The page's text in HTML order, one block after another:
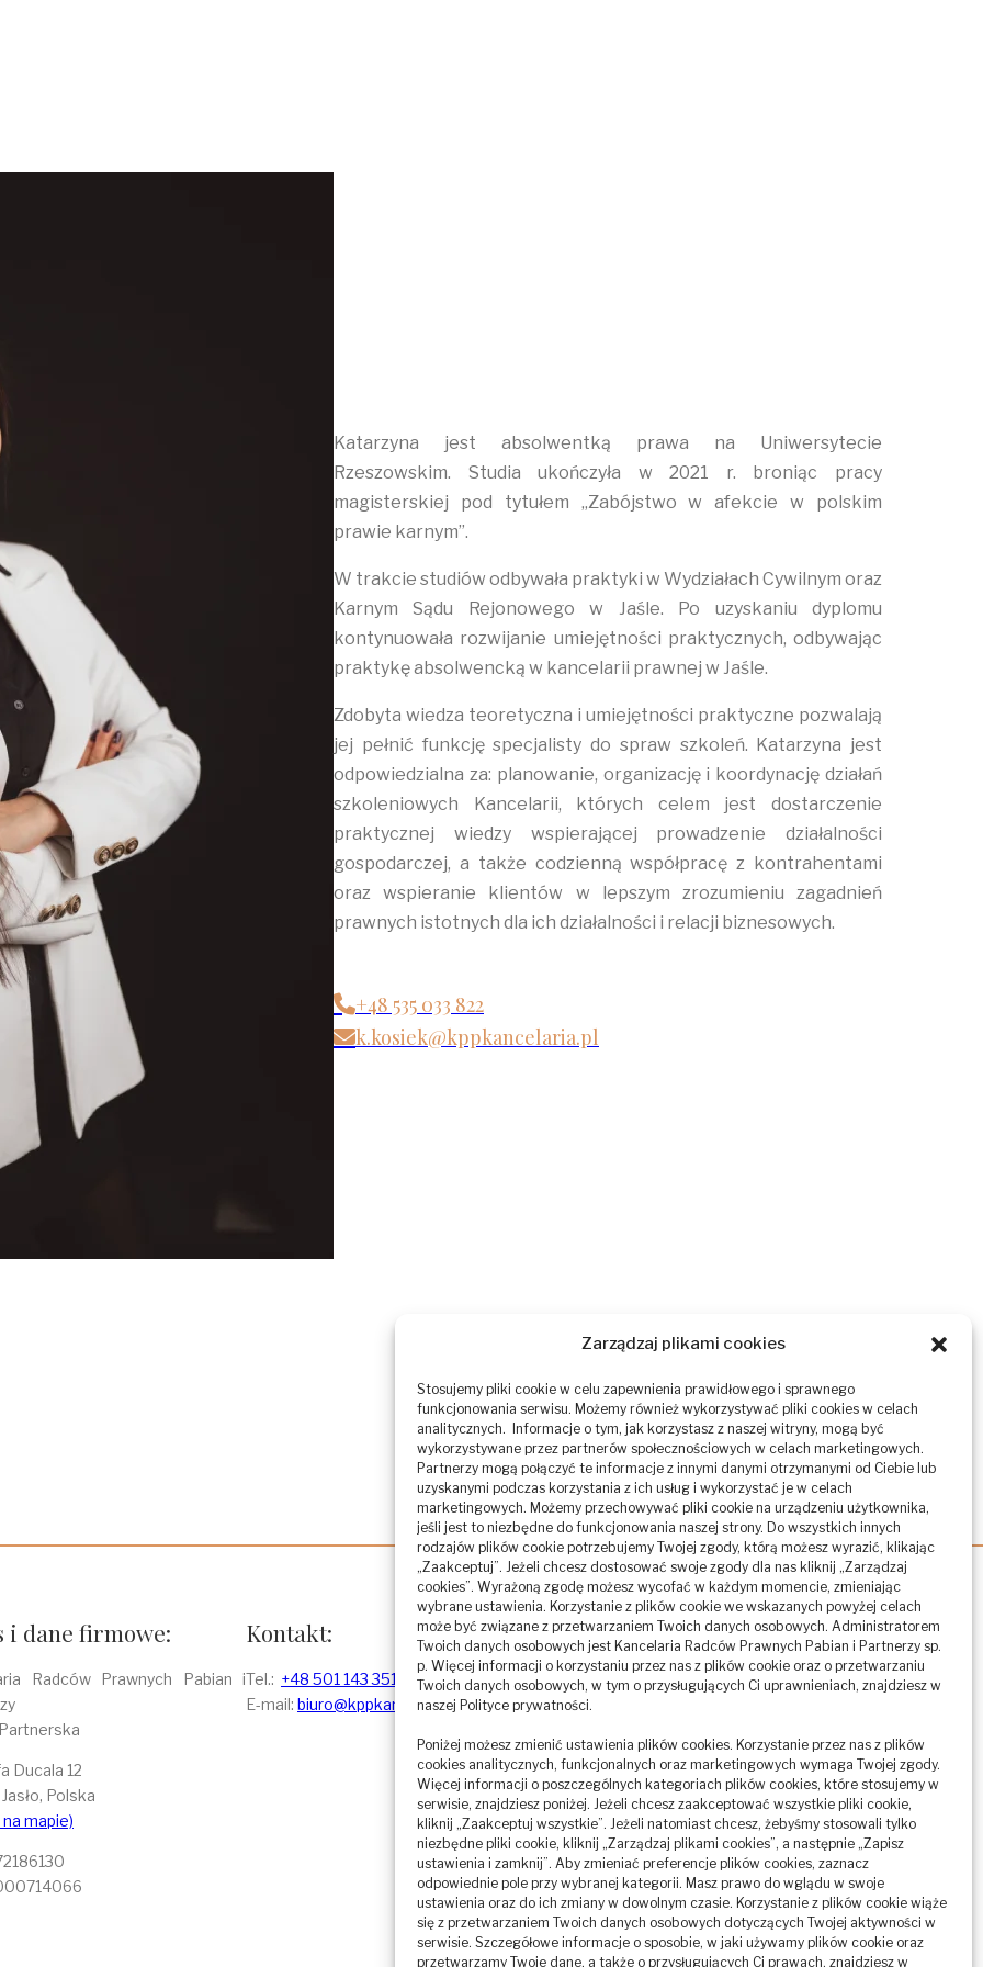
Zarządzaj plikami cookies
Stosujemy pliki cookie w celu zapewnienia prawidłowego i sprawnego
funkcjonowania serwisu. Możemy również wykorzystywać pliki cookies w celach
analitycznych. Informacje o tym, jak korzystasz z naszej witryny, mogą być
wykorzystywane przez partnerów społecznościowych w celach marketingowych.
Partnerzy mogą połączyć te informacje z innymi danymi otrzymanymi od Ciebie lub
uzyskanymi podczas korzystania z ich usług i wykorzystać je w celach
marketingowych. Możemy przechowywać pliki cookie na urządzeniu użytkownika,
jeśli jest to niezbędne do funkcjonowania naszej strony. Do wszystkich innych
rodzajów plików cookie potrzebujemy Twojej zgody, którą możesz wyrazić, klikając
„Zaakceptuj”. Jeżeli chcesz dostosować swoje zgody dla nas kliknij „Zarządzaj
cookies”. Wyrażoną zgodę możesz wycofać w każdym momencie, zmieniając
wybrane ustawienia. Korzystanie z plików cookie we wskazanych powyżej celach
może być związane z przetwarzaniem Twoich danych osobowych. Administratorem
Twoich danych osobowych jest Kancelaria Radców Prawnych Pabian i Partnerzy sp.
p. Więcej informacji o korzystaniu przez nas z plików cookie oraz o przetwarzaniu
Twoich danych osobowych, w tym o przysługujących Ci uprawnieniach, znajdziesz w
naszej Polityce prywatności.
Poniżej możesz zmienić ustawienia plików cookies. Korzystanie przez nas z plików
cookies analitycznych, funkcjonalnych oraz marketingowych wymaga Twojej zgody.
Więcej informacji o poszczególnych kategoriach plików cookies, które stosujemy w
serwisie, znajdziesz poniżej. Jeżeli chcesz zaakceptować wszystkie pliki cookie,
kliknij „Zaakceptuj wszystkie”. Jeżeli natomiast chcesz, żebyśmy stosowali tylko
niezbędne pliki cookie, kliknij „Zarządzaj plikami cookies”, a następnie „Zapisz
ustawienia i zamknij”. Aby zmieniać preferencje plików cookies, zaznacz
odpowiednie pole przy wybranej kategorii. Masz prawo do wglądu w swoje
ustawienia oraz do ich zmiany w dowolnym czasie. Korzystanie z plików cookie wiąże
się z przetwarzaniem Twoich danych osobowych dotyczących Twojej aktywności w
serwisie. Szczegółowe informacje o sposobie, w jaki używamy plików cookie oraz
przetwarzamy Twoje dane, a także o przysługujących Ci prawach, znajdziesz w
Katarzyna jest absolwentką prawa na Uniwersytecie
Rzeszowskim. Studia ukończyła w 2021 r. broniąc pracy
magisterskiej pod tytułem „Zabójstwo w afekcie w polskim
prawie karnym”.
W trakcie studiów odbywała praktyki w Wydziałach Cywilnym oraz
Karnym Sądu Rejonowego w Jaśle. Po uzyskaniu dyplomu
kontynuowała rozwijanie umiejętności praktycznych, odbywając
praktykę absolwencką w kancelarii prawnej w Jaśle.
Zdobyta wiedza teoretyczna i umiejętności praktyczne pozwalają
jej pełnić funkcję specjalisty do spraw szkoleń. Katarzyna jest
odpowiedzialna za: planowanie, organizację i koordynację działań
szkoleniowych Kancelarii, których celem jest dostarczenie
praktycznej wiedzy wspierającej prowadzenie działalności
gospodarczej, a także codzienną współpracę z kontrahentami
oraz wspieranie klientów w lepszym zrozumieniu zagadnień
prawnych istotnych dla ich działalności i relacji biznesowych.
+48 535 033 822
k.kosiek@kppkancelaria.pl
i dane firmowe:
Radców Prawnych Pabian i
Ducala 12
Polska
mapie)
Kontakt:
Tel.: +48 501 143 351
E-mail: biuro@kppkancelaria.pl
Usługi:
Obsługa prawno-podatkowa
Sprawy frankowe
RODO